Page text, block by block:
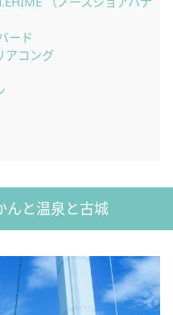
ード
アコング
んと温泉と古城